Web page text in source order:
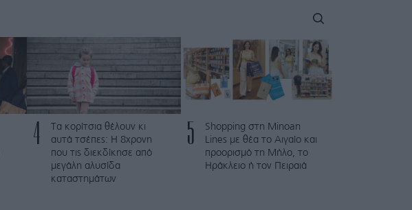
4
Τα κορίτσια θέλουν κι
αυτά τσέπες: Η 8χρονη
που τις διεκδίκησε από
μεγάλη αλυσίδα
καταστημάτων
5
Shopping στη Minoan
Lines με θέα το Αιγαίο και
προορισμό τη Μήλο, το
Ηράκλειο ή τον Πειραιά